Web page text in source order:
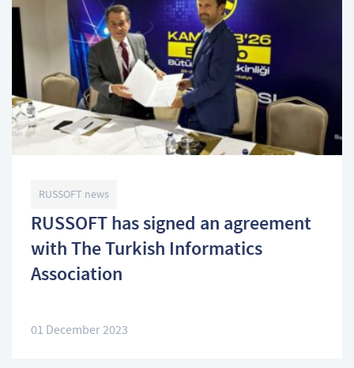
RUSSOFT news
RUSSOFT has signed an agreement
with The Turkish Informatics
Association
01 December 2023